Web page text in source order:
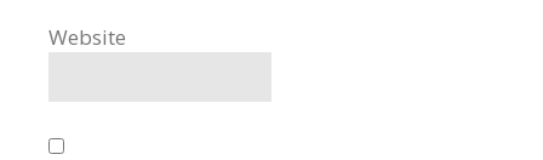
Website